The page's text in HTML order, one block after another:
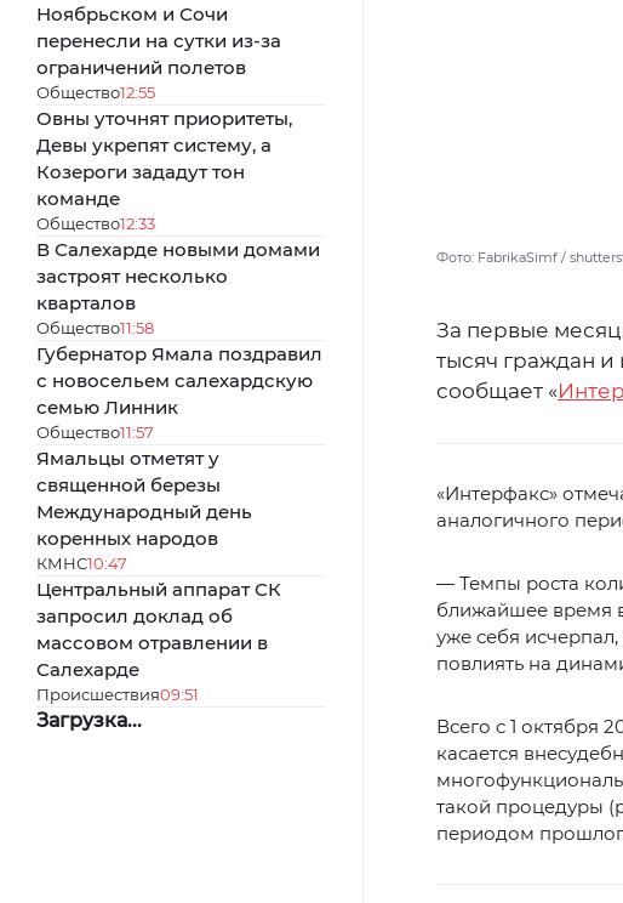
Ноябрьском и Сочи
перенесли на сутки из-за
ограничений полетов
Общество12:55
Овны уточнят приоритеты,
Девы укрепят систему, а
Козероги зададут тон
команде
Общество12:33
В Салехарде новыми домами
застроят несколько
кварталов
Общество11:58
Губернатор Ямала поздравил
с новосельем салехардскую
семью Линник
Общество11:57
Ямальцы отметят у
священной березы
Международный день
коренных народов
КМНС10:47
Центральный аппарат СК
запросил доклад об
массовом отравлении в
Салехарде
Происшествия09:51
Загрузка...
Фото: FabrikaSimf /
За первые
тысяч граждан
сообщает «
«Интерфакс»
аналогичного
— Темпы роста
ближайшее время
уже себя
повлиять на
Всего с 1 октября
касается
такой процедуры
периодом